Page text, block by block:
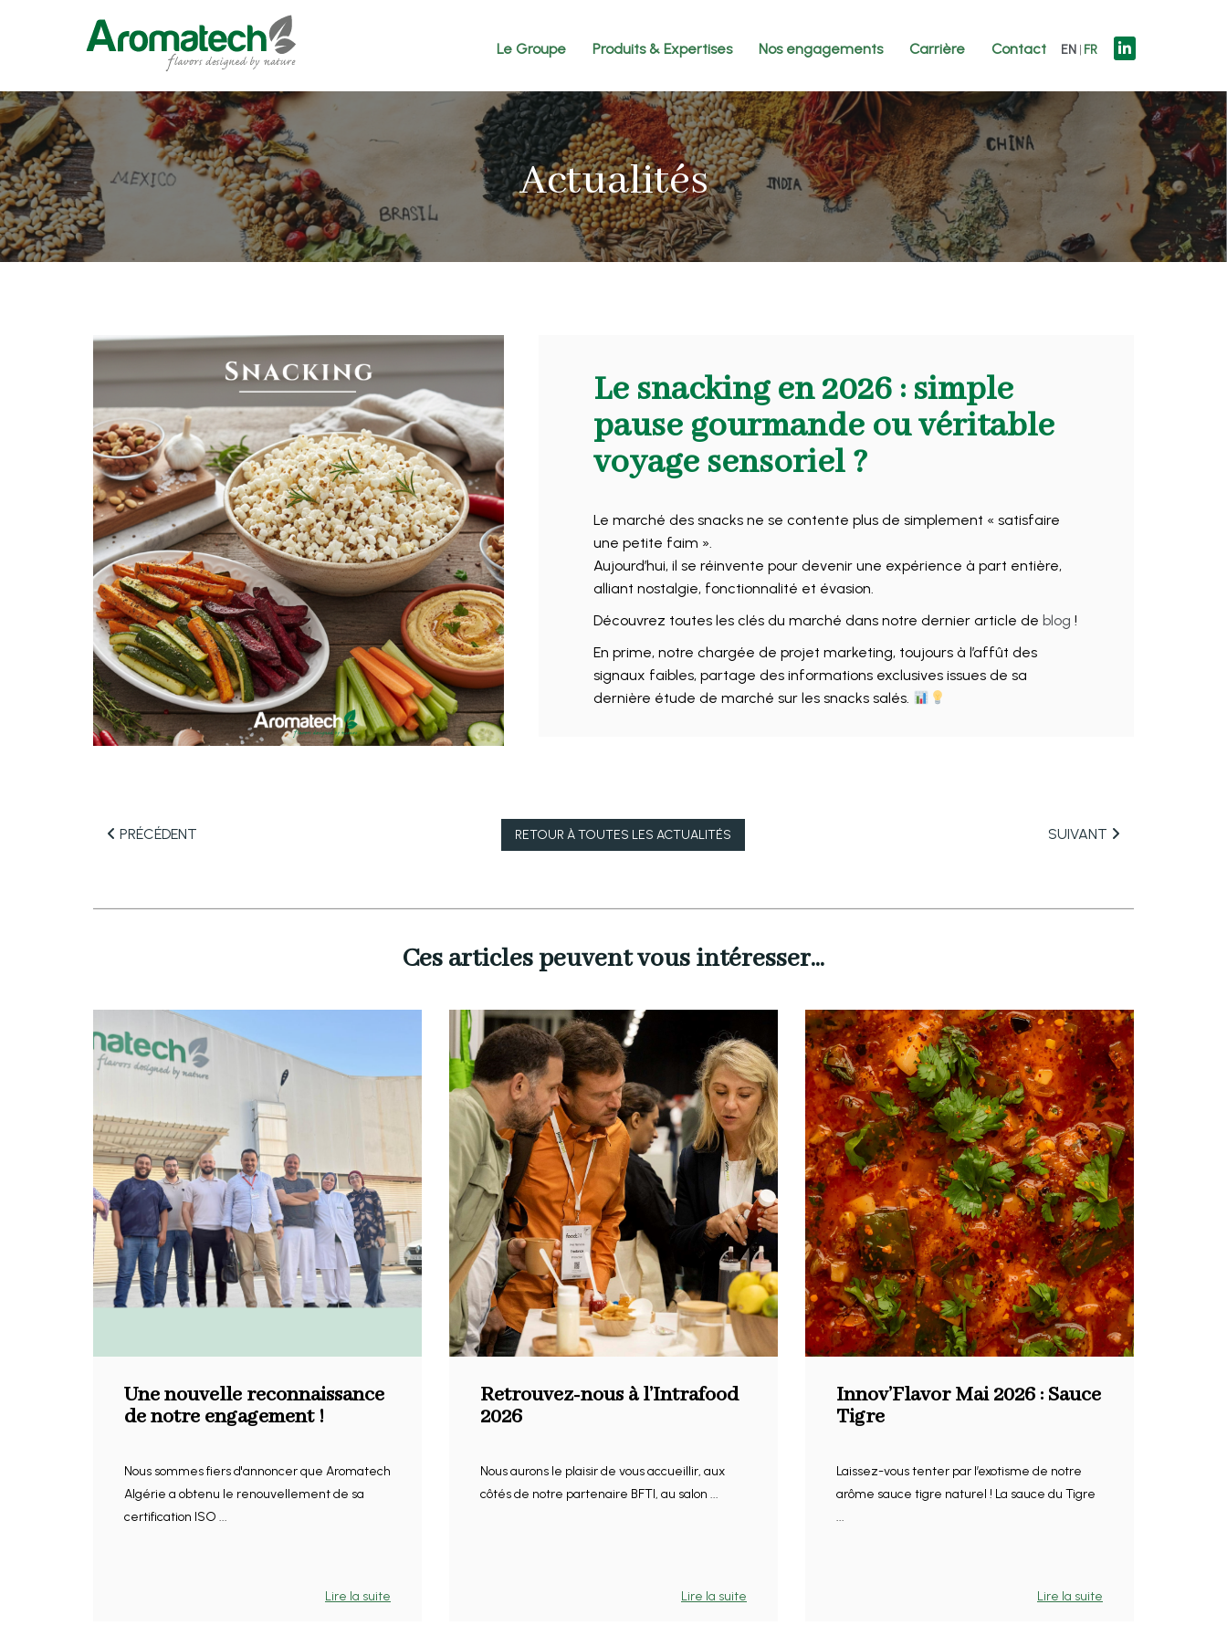
Le Groupe Produits & Expertises Nos engagements Carrière Contact EN FR
Actualités
Le snacking en 2026 : simple
pause gourmande ou véritable
voyage sensoriel ?
Le marché des snacks ne se contente plus de simplement « satisfaire
une petite faim ».
Aujourd’hui, il se réinvente pour devenir une expérience à part entière,
alliant nostalgie, fonctionnalité et évasion.
Découvrez toutes les clés du marché dans notre dernier article de blog !
En prime, notre chargée de projet marketing, toujours à l’affût des
signaux faibles, partage des informations exclusives issues de sa
dernière étude de marché sur les snacks salés.
PRÉCÉDENT RETOUR ÀTOUTES LES ACTUALITÉS SUIVANT
Ces articles peuvent vous intéresser...
Une nouvelle reconnaissance
de notre engagement !
Nous sommes fiers d'annoncer que Aromatech
Algérie a obtenu le renouvellement de sa
certification ISO ...
Lire la suite
Retrouvez-nous à l’Intrafood
2026
Nous aurons le plaisir de vous accueillir, aux
côtés de notre partenaire BFTI, au salon ...
Lire la suite
Innov’Flavor Mai 2026 : Sauce
Tigre
Laissez-vous tenter par l’exotisme de notre
arôme sauce tigre naturel ! La sauce du Tigre
...
Lire la suite